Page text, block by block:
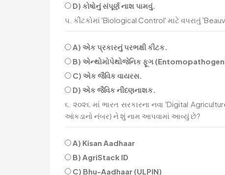
D) કોષોનું સંપૂર્ણ નાશ પામવું.
૫. કીટકોમાં 'Biological Control' માટે વપરાતું
A) એક પ્રકારનું પરભક્ષી કીટક.
B) એન્થોમોપેથોજેનિક ફૂગ
C) એક જૈવિક વાયરસ.
D) એક જૈવિક નીંદણનાશક.
૬. ૨૦૨૬ માં ભારત સરકારના નવા 'Digital
આંકડાનો નંબર) ને શું નામ આપવામાં આવ્યું છે?
A) Kisan Aadhaar
B) AgriStack ID
C) Bhu-Aadhaar (ULPIN)